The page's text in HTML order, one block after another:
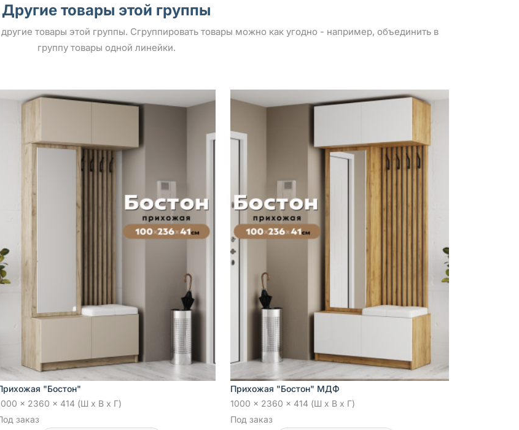
Другие товары этой группы
другие товары этой группы. Сгруппировать товары можно как угодно - например, объединить в
группу товары одной линейки.
"Бостон"
x 2360 x 414 (Ш x В x Г)
заказ
Прихожая "Бостон" МДФ
1000 x 2360 x 414 (Ш x В x Г)
Под заказ